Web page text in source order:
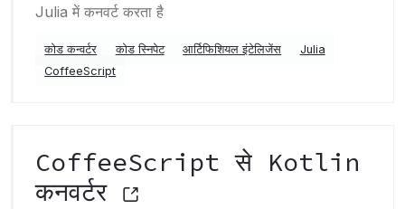
Julia में कनवर्ट करता है
कोड कन्वर्टर कोड स्निपेट आर्टिफिशियल इंटेलिजेंस
Julia
CoffeeScript
CoffeeScript से Kotlin
कनवर्टर